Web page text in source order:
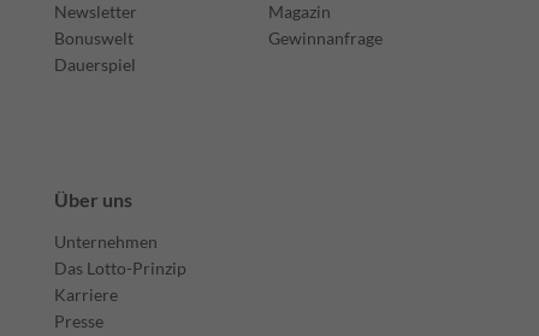
Newsletter
Bonuswelt
Dauerspiel
Magazin
Gewinnanfrage
Über uns
Unternehmen
Das Lotto-Prinzip
Karriere
Presse